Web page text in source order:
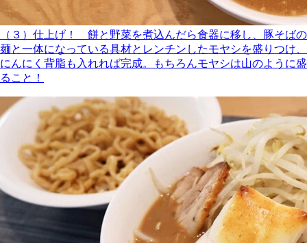
（３）仕上げ！ 餅と野菜を煮込んだら食器に移し、豚そばの
麺と一体になっている具材とレンチンしたモヤシを盛りつけ、
にんにく背脂も入れれば完成。もちろんモヤシは山のように盛
ること！